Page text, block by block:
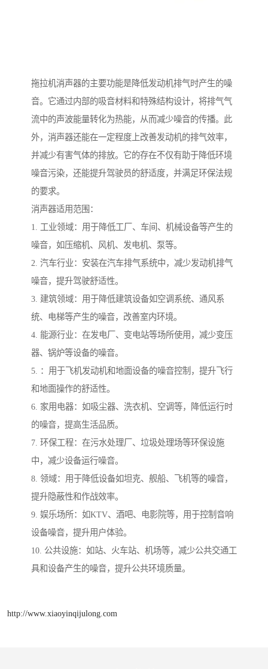
拖拉机消声器的主要功能是降低发动机排气时产生的噪
音。它通过内部的吸音材料和特殊结构设计，将排气气
流中的声波能量转化为热能，从而减少噪音的传播。此
外，消声器还能在一定程度上改善发动机的排气效率，
并减少有害气体的排放。它的存在不仅有助于降低环境
噪音污染，还能提升驾驶员的舒适度，并满足环保法规
的要求。
消声器适用范围：
1. 工业领域：用于降低工厂、车间、机械设备等产生的
噪音，如压缩机、风机、发电机、泵等。
2. 汽车行业：安装在汽车排气系统中，减少发动机排气
噪音，提升驾驶舒适性。
3. 建筑领域：用于降低建筑设备如空调系统、通风系
统、电梯等产生的噪音，改善室内环境。
4. 能源行业：在发电厂、变电站等场所使用，减少变压
器、锅炉等设备的噪音。
5. ：用于飞机发动机和地面设备的噪音控制，提升飞行
和地面操作的舒适性。
6. 家用电器：如吸尘器、洗衣机、空调等，降低运行时
的噪音，提高生活品质。
7. 环保工程：在污水处理厂、垃圾处理场等环保设施
中，减少设备运行噪音。
8. 领域：用于降低设备如坦克、舰船、飞机等的噪音，
提升隐蔽性和作战效率。
9. 娱乐场所：如KTV、酒吧、电影院等，用于控制音响
设备噪音，提升用户体验。
10. 公共设施：如站、火车站、机场等，减少公共交通工
具和设备产生的噪音，提升公共环境质量。
http://www.xiaoyinqijulong.com